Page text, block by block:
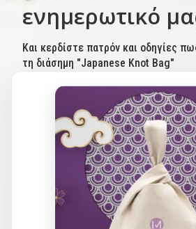
ενημερωτικό
Και κερδίστε πατρόν και οδηγίες
τη διάσημη "Japanese Knot Bag"